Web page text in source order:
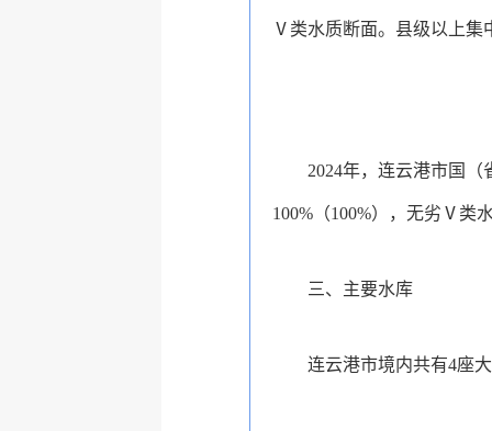
Ⅴ类水质断面。县级以上集
2024年，连云港市国
100%（100%），无劣Ⅴ类
三、主要水库
连云港市境内共有4座